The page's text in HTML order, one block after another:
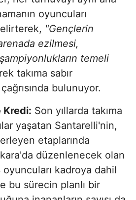
oyuncuları
"Gençlerin
ezilmesi,
temeli
takıma sabır
bulunuyor.
Kredi: Son yıllarda takıma
yaşatan Santarelli'nin,
etaplarında
düzenlenecek olan
kadroya dahil
bu sürecin planlı bir